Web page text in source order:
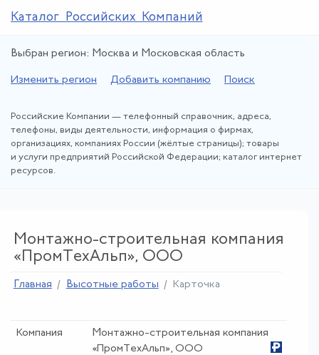
Каталог Российских Компаний
Выбран регион: Москва и Московская область
Изменить регион Добавить компанию Поиск
Российские Компании — телефонный справочник, адреса,
телефоны, виды деятельности, информация о фирмах,
организациях, компаниях России (жёлтые страницы); товары
и услуги предприятий Российской Федерации; каталог интернет
ресурсов.
Монтажно-строительная компания
«ПромТехАльп», ООО
Главная Высотные работы Карточка
Компания
Монтажно-строительная компания
«ПромТехАльп», ООО